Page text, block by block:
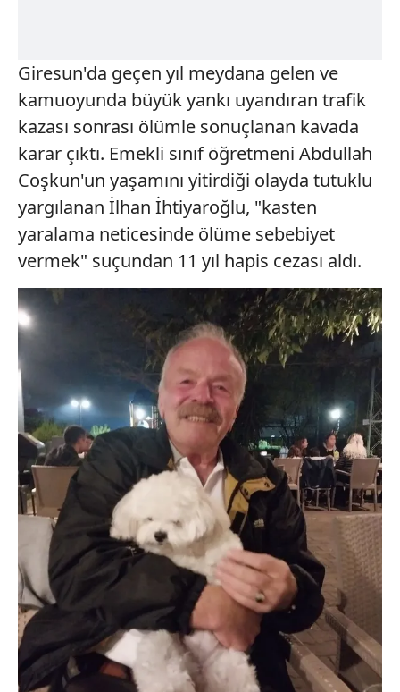
Giresun'da geçen yıl meydana gelen ve
kamuoyunda büyük yankı uyandıran trafik
kazası sonrası ölümle sonuçlanan kavada
karar çıktı. Emekli sınıf öğretmeni Abdullah
Coşkun'un yaşamını yitirdiği olayda tutuklu
yargılanan İlhan İhtiyaroğlu, "kasten
yaralama neticesinde ölüme sebebiyet
vermek" suçundan 11 yıl hapis cezası aldı.